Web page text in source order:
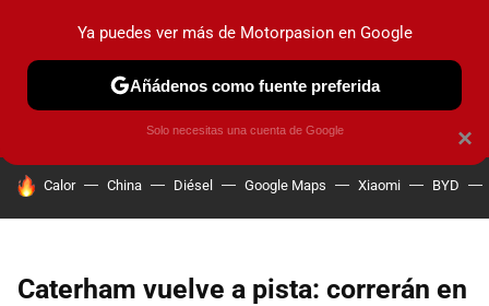
PRUEBAS COCHES ELÉCTRICOS OBSERVATORIO
HOY SE HABLA DE
Calor China Diésel Google Maps Xiaomi BYD
Caterham vuelve a pista: correrán en
×
Ya puedes ver más de Motorpasion en Google
Añádenos como fuente preferida
Solo necesitas una cuenta de Google